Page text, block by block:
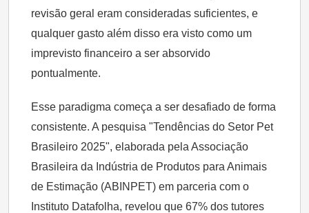
revisão geral eram consideradas suficientes, e
qualquer gasto além disso era visto como um
imprevisto financeiro a ser absorvido
pontualmente.
Esse paradigma começa a ser desafiado de forma
consistente. A pesquisa "Tendências do Setor Pet
Brasileiro 2025", elaborada pela Associação
Brasileira da Indústria de Produtos para Animais
de Estimação (ABINPET) em parceria com o
Instituto Datafolha, revelou que 67% dos tutores